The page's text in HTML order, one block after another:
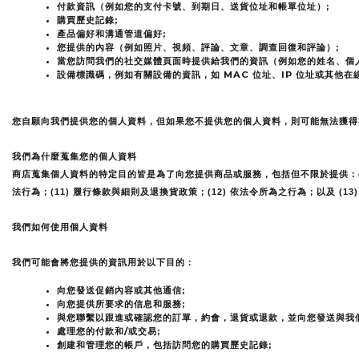
付款資訊（例如您的支付卡號、到期日、送貨位址和帳單位址）;
購買歷史記錄;
產品偏好和溝通管道偏好;
您提供的內容（例如照片、視頻、評論、文章、調查回復和評論）;
當您訪問我們的社交媒體頁面時提供給我們的資訊（例如您的姓名、
設備標識碼，例如有關設備的資訊，如 MAC 位址、IP 位址或其他在
您自願向我們提供您的個人資料，但如果您不提供您的個人資料，則可能無法獲
我們為什麼蒐集您的個人資料
商店蒐集個人資料的特定目的皆是為了向您提供商品或服務，包括但不限於提
法行為；(11) 履行條款與細則及退換貨政策；(12) 依法令所為之行為；以及
我們如何使用個人資料
我們可能會將您提供的資訊用於以下目的：
向您發送促銷內容或其他通信;
向您提供所要求的信息和服務;
與您聯繫以跟進或確認您的訂單，約會，退貨或退款，並向您發送與
處理您的付款和/或交易;
創建和管理您的帳戶，包括訪問您的購買歷史記錄;